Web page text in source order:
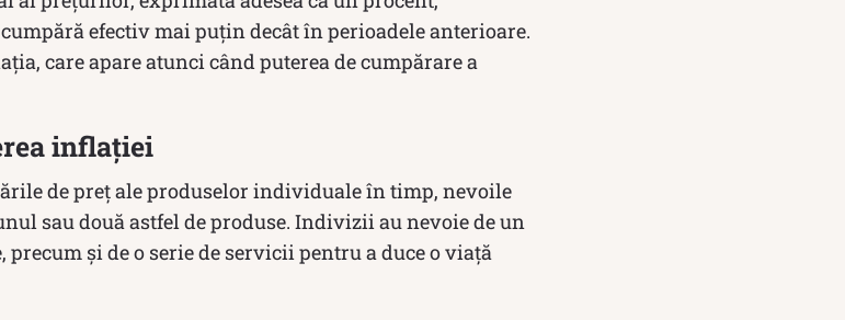
cumpără efectiv mai puțin decât în perioadele anterioare.
care apare atunci când puterea de cumpărare a
inflației
de preț ale produselor individuale în timp, nevoile
sau două astfel de produse. Indivizii au nevoie de un
și de o serie de servicii pentru a duce o viață